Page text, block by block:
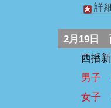
詳
2月19日
西播
男子
女子